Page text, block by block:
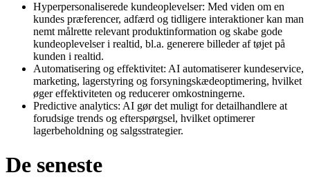
Hyperpersonaliserede kundeoplevelser: Med viden om en
kundes præferencer, adfærd og tidligere interaktioner kan man
nemt målrette relevant produktinformation og skabe gode
kundeoplevelser i realtid, bl.a. generere billeder af tøjet på
kunden i realtid.
Automatisering og effektivitet: AI automatiserer kundeservice,
marketing, lagerstyring og forsyningskædeoptimering, hvilket
øger effektiviteten og reducerer omkostningerne.
Predictive analytics: AI gør det muligt for detailhandlere at
forudsige trends og efterspørgsel, hvilket optimerer
lagerbeholdning og salgsstrategier.
De seneste